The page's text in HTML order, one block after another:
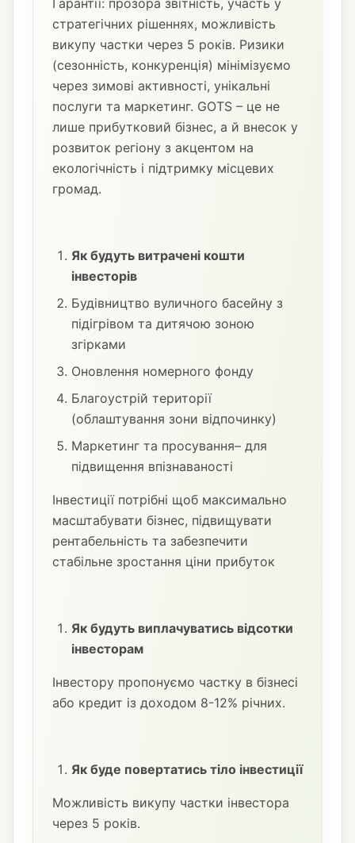
Гарантії: прозора звітність, участь у
стратегічних рішеннях, можливість
викупу частки через 5 років. Ризики
(сезонність, конкуренція) мінімізуємо
через зимові активності, унікальні
послуги та маркетинг. GOTS – це не
лише прибутковий бізнес, а й внесок у
розвиток регіону з акцентом на
екологічність і підтримку місцевих
громад.
Як будуть витрачені кошти
інвесторів
Будівництво вуличного басейну з
підігрівом та дитячою зоною
згірками
Оновлення номерного фонду
Благоустрій території
(облаштування зони відпочинку)
Маркетинг та просування– для
підвищення впізнаваності
Інвестиції потрібні щоб максимально
масштабувати бізнес, підвищувати
рентабельність та забезпечити
стабільне зростання ціни прибуток
Як будуть виплачуватись відсотки
інвесторам
Інвестору пропонуємо частку в бізнесі
або кредит із доходом 8-12% річних.
Як буде повертатись тіло інвестиції
Можливість викупу частки інвестора
через 5 років.